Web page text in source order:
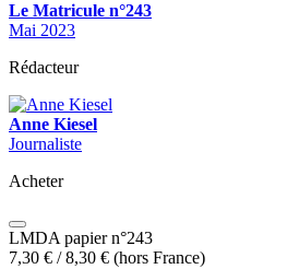
Le Matricule n°243
Mai 2023
Rédacteur
Anne Kiesel
Journaliste
Acheter
LMDA papier n°243
7,30 € /8,30 € (hors France)